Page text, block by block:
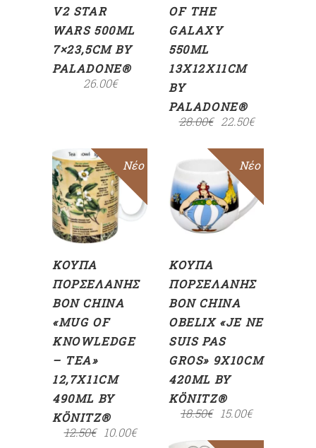
V2 STAR
WARS 500ML
7×23,5CM BY
PALADONE®
26.00€
OF THE
GALAXY
550ML
13X12X11CM
BY
PALADONE®
28.00€ 22.50€
Sale
Νέο
ΠΡΟΣΘΉΚΗ
ΣΤΟ
ΚΑΛΆΘΙ
ΚΟΎΠΑ
ΠΟΡΣΕΛΆΝΗΣ
BON CHINA
«MUG OF
KNOWLEDGE
– TEA»
12,7X11CM
490ML BY
KÖNITZ®
12.50€ 10.00€
Sale
Νέο
ΠΡΟΣΘΉΚΗ
ΣΤΟ
ΚΑΛΆΘΙ
ΚΟΎΠΑ
ΠΟΡΣΕΛΆΝΗΣ
BON CHINA
OBELIX «JE NE
SUIS PAS
GROS» 9X10CM
420ML BY
KÖNITZ®
18.50€ 15.00€